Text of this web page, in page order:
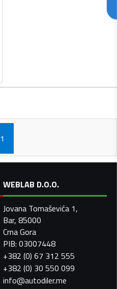
1
WEBLAB D.O.O.
Jovana Tomaševića 1,
Bar, 85000
Crna Gora
PIB: 03007448
+382 (0) 67 312 555
+382 (0) 30 550 099
info@autodiler.me